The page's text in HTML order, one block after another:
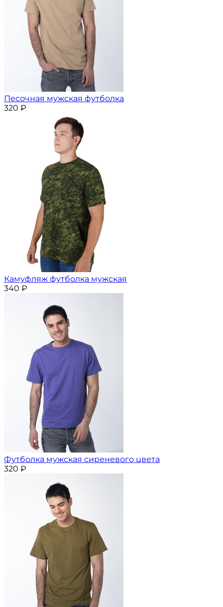
Песочная мужская футболка
320 ₽
Камуфляж футболка мужская
340 ₽
Футболка мужская сиреневого цвета
320 ₽